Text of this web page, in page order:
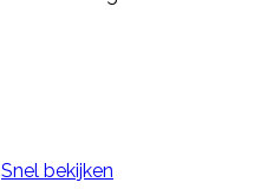
Snel bekijken